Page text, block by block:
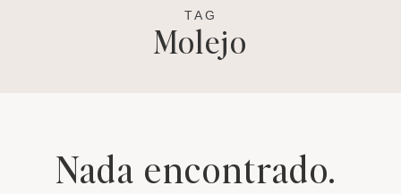
TAG
Molejo
Nada encontrado.